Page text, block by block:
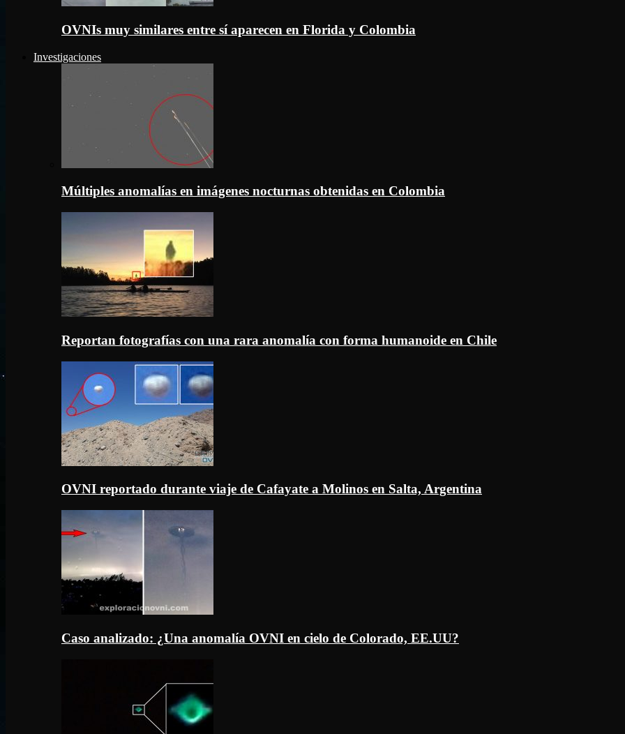
OVNIs muy similares entre sí aparecen en Florida y Colombia
Investigaciones
Múltiples anomalías en imágenes nocturnas obtenidas en Colombia
Reportan fotografías con una rara anomalía con forma humanoide en Chile
OVNI reportado durante viaje de Cafayate a Molinos en Salta, Argentina
Caso analizado: ¿Una anomalía OVNI en cielo de Colorado, EE.UU?